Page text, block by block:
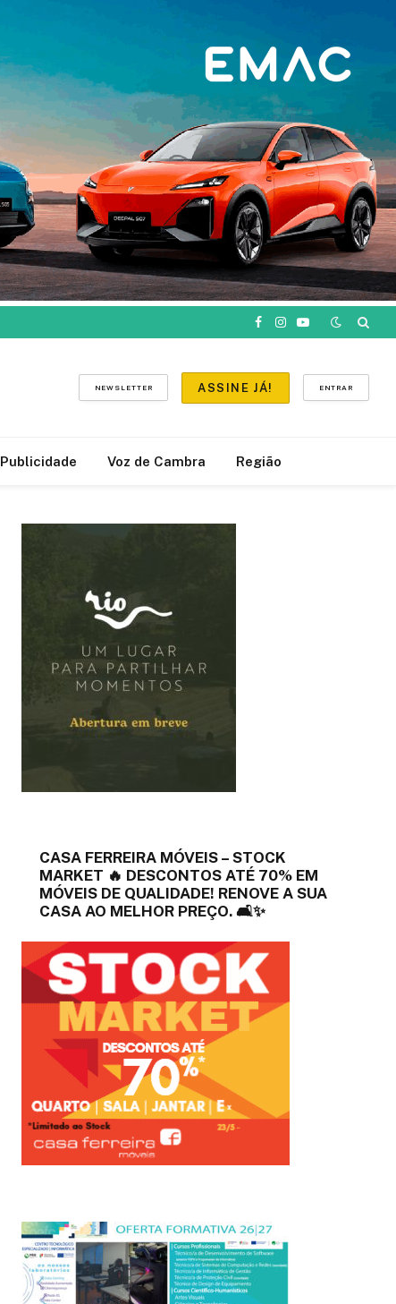
Facebook
Instagram
YouTube
NEWSLETTER ASSINE JÁ! ENTRAR
Publicidade Voz de Cambra Região
CASA FERREIRA MÓVEIS – STOCK
MARKET 🔥 DESCONTOS ATÉ 70% EM
MÓVEIS DE QUALIDADE! RENOVE A SUA
CASA AO MELHOR PREÇO. 🛋️✨